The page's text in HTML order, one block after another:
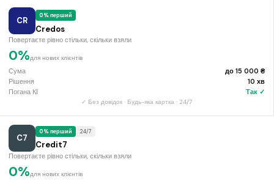
CR 0% перший
Credos
Повертаєте рівно стільки, скільки взяли
0%для нових клієнтів
Сума
до 15 000 ₴
Рішення
10 хв
Погана КІ
Так ✓
✓ Без довідок · Будь-яка картка · 24/7
C7
0% перший 24/7
Credit7
Повертаєте рівно стільки, скільки взяли
0%для нових клієнтів